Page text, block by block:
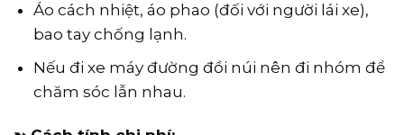
Áo cách nhiệt, áo phao (đối với người lái xe),
bao tay chống lạnh.
Nếu đi xe máy đường đồi núi nên đi nhóm để
chăm sóc lẫn nhau.